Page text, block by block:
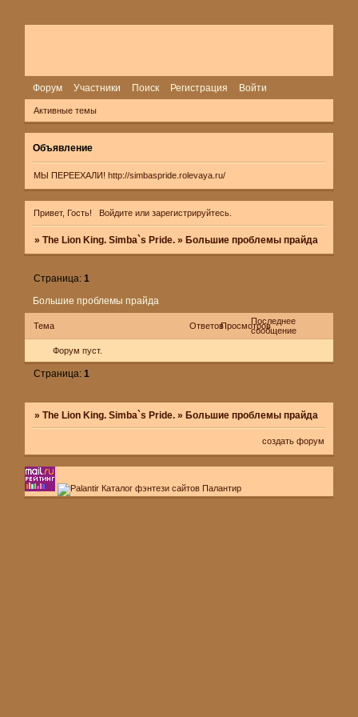
Форум Участники Поиск Регистрация Войти
Активные темы
Объявление
МЫ ПЕРЕЕХАЛИ! http://simbaspride.rolevaya.ru/
Привет, Гость! Войдитеили зарегистрируйтесь.
»The Lion King. Simba`s Pride. » Большие проблемы прайда
Большие проблемы прайда
Страница:1
Тема ОтветовПросмотровПоследнее
сообщение
Форум пуст.
Страница:1
»The Lion King. Simba`s Pride. » Большие проблемы прайда
создать форум
Каталог фэнтези сайтов Палантир